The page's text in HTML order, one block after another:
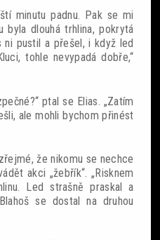
minutu padnu. Pak se mi
dlouhá trhlina, pokrytá
pustil a přešel, i když led
tohle nevypadá dobře,“
ptal se Elias. „Zatím
ale mohli bychom přinést
že nikomu se nechce
akci „žebřík“. „Risknem
Led strašně praskal a
se dostal na druhou